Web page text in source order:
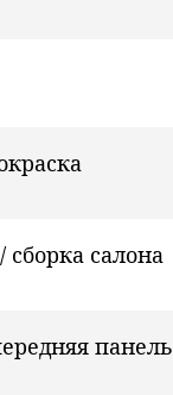
сборка салона
панель